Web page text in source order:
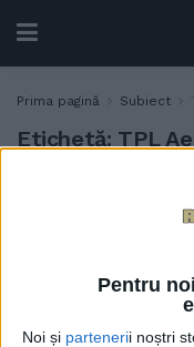
Pentru
Noi și partenerii noștri
Prima pagină Subiect
Etichetă: TPL